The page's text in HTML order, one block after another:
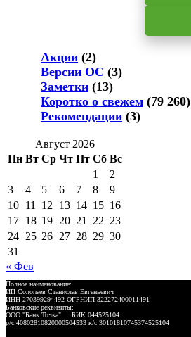
Акции (2)
Версии ОС (3)
Заметки (13)
Коротко о свежем (79 260)
Рекомендации (3)
Август 2026
Пн Вт Ср Чт Пт Сб Вс
1
2
3
4 5 6 7 8
9
10 11 12 13 14 15 16
17 18 19 20 21 22 23
24 25 26 27 28 29 30
31
« Фев
Полное наименование:
ИП Солопаев Станислав Евгеньевич
ИНН 270399294492 ОГРНИП 322272400011491
Банковские реквизиты:
ООО "Банк Точка" БИК 044525104
р/с 40802810820000504533 к/с 30101810745374525104